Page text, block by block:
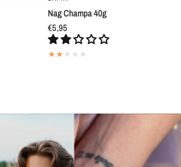
Nag Champa 40g
€5,95